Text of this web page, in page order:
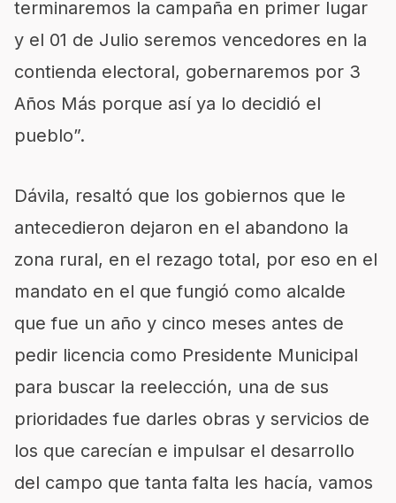
terminaremos la campaña en primer lugar
y el 01 de Julio seremos vencedores en la
contienda electoral, gobernaremos por 3
Años Más porque así ya lo decidió el
pueblo”.
Dávila, resaltó que los gobiernos que le
antecedieron dejaron en el abandono la
zona rural, en el rezago total, por eso en el
mandato en el que fungió como alcalde
que fue un año y cinco meses antes de
pedir licencia como Presidente Municipal
para buscar la reelección, una de sus
prioridades fue darles obras y servicios de
los que carecían e impulsar el desarrollo
del campo que tanta falta les hacía, vamos